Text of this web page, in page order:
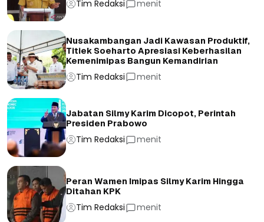
Tim Redaksi menit
Nusakambangan Jadi Kawasan Produktif,
Titiek Soeharto Apresiasi Keberhasilan
Kemenimipas Bangun Kemandirian
Tim Redaksi menit
Jabatan Silmy Karim Dicopot, Perintah
Presiden Prabowo
Tim Redaksi menit
Peran Wamen Imipas Silmy Karim Hingga
Ditahan KPK
Tim Redaksi menit